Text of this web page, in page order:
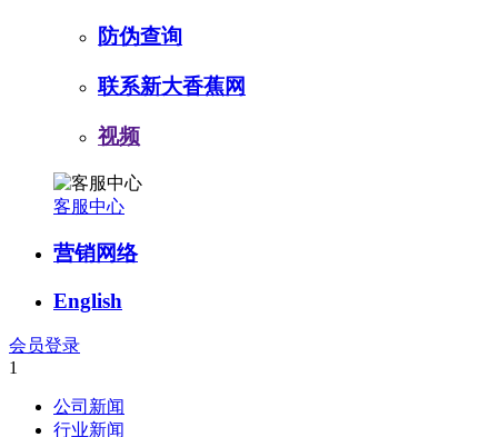
防伪查询
联系新大香蕉网
视频
客服中心
营销网络
English
会员登录
1
公司新闻
行业新闻